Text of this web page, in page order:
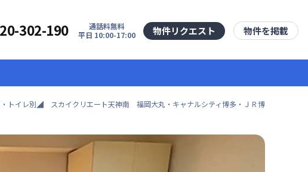
302-190
通話料無料
平日 10:00-17:00
物件リクエスト 物件を掲載
イレ別◢ スカイクリエート天神南 福岡大丸・キャナルシティ博多・ＪＲ博多シティ B